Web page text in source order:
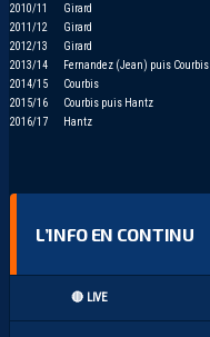
2010/11
Girard
2011/12
Girard
2012/13
Girard
2013/14
Fernandez (Jean) puis Courbis
2014/15
Courbis
2015/16
Courbis puis Hantz
2016/17
Hantz
L’INFO EN CONTINU
🔴 LIVE